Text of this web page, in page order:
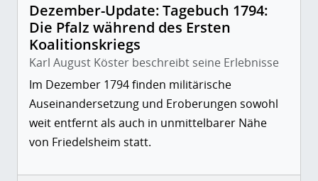
Dezember-Update: Tagebuch 1794:
Die Pfalz während des Ersten
Koalitionskriegs
Karl August Köster beschreibt seine Erlebnisse
Im Dezember 1794 finden militärische
Auseinandersetzung und Eroberungen sowohl
weit entfernt als auch in unmittelbarer Nähe
von Friedelsheim statt.